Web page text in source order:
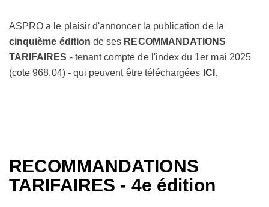
ASPRO a le plaisir d'annoncer la publication de la
cinquième édition de ses RECOMMANDATIONS
TARIFAIRES - tenant compte de l'index du 1er mai 2025
(cote 968.04) - qui peuvent être téléchargées ICI .
RECOMMANDATIONS
TARIFAIRES - 4e édition